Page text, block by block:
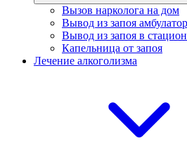
Вызов нарколога на дом
Вывод из запоя
Вывод из запоя в
Капельница от запоя
Лечение алкоголизма